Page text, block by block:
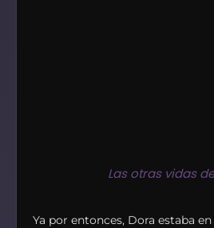
Las otras vidas
Ya por entonces, Dora estaba